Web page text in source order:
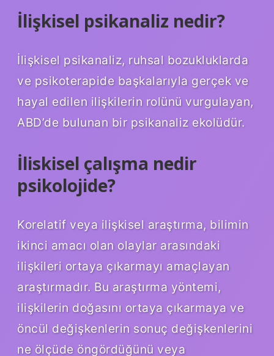
İlişkisel psikanaliz nedir?
İlişkisel psikanaliz, ruhsal bozukluklarda
ve psikoterapide başkalarıyla gerçek ve
hayal edilen ilişkilerin rolünü vurgulayan,
ABD’de bulunan bir psikanaliz ekolüdür.
İliskisel çalışma nedir
psikolojide?
Korelatif veya ilişkisel araştırma, bilimin
ikinci amacı olan olaylar arasındaki
ilişkileri ortaya çıkarmayı amaçlayan
araştırmadır. Bu araştırma yöntemi,
ilişkilerin doğasını ortaya çıkarmaya ve
öncül değişkenlerin sonuç değişkenlerini
ne ölçüde öngördüğünü veya